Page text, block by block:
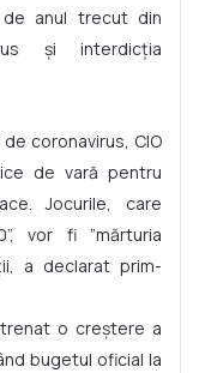
anul trecut din
şi interdicţia
coronavirus, CIO
de vară pentru
Jocurile, care
vor fi ”mărturia
a declarat prim-
o creştere a
bugetul oficial la